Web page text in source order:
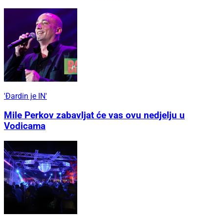
'Đardin je IN'
Mile Perkov zabavljat će vas ovu nedjelju u
Vodicama